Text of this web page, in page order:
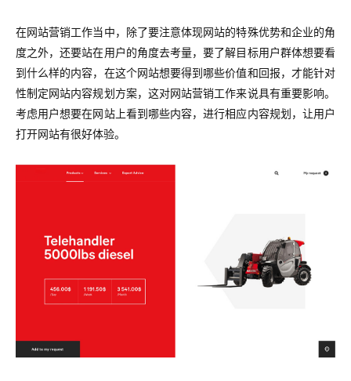
在网站营销工作当中，除了要注意体现网站的特殊优势和企业的角
度之外，还要站在用户的角度去考量，要了解目标用户群体想要看
到什么样的内容，在这个网站想要得到哪些价值和回报，才能针对
性制定网站内容规划方案，这对网站营销工作来说具有重要影响。
考虑用户想要在网站上看到哪些内容，进行相应内容规划，让用户
打开网站有很好体验。